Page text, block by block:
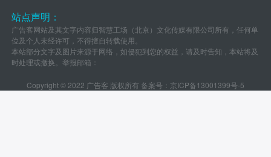
站点声明：
广告客网站及其文字内容归智慧工场（北京）文化传媒有限公司所有，任何单
位及个人未经许可，不得擅自转载使用。
本站部分文字及图片来源于网络，如侵犯到您的权益，请及时告知，本站将及
时处理或撤换。举报邮箱：
Copyright © 2022 广告客 版权所有 备案号： 京ICP备13001399号-5